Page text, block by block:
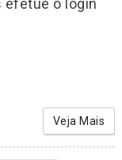
Veja Mais